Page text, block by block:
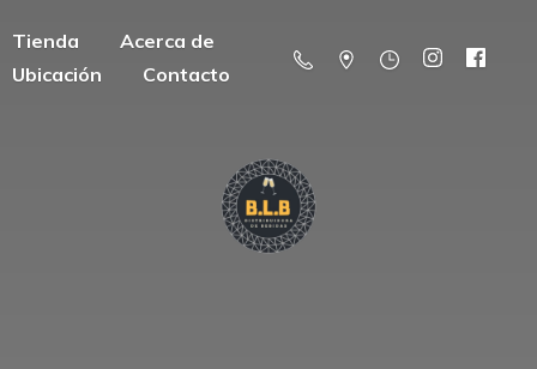
Tienda
Acerca de
Ubicación
Contacto